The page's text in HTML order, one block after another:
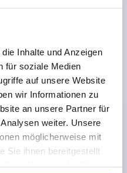
Inhalte und Anzeigen
für soziale Medien
auf unsere Website
wir Informationen zu
an unsere Partner für
weiter. Unsere
möglicherweise mit
Sie ihnen bereitgestellt
H=80,
GESTR.